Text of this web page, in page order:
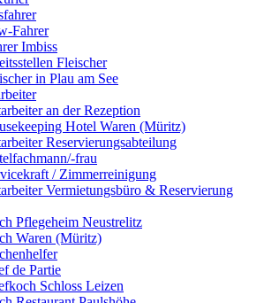
Fahrer
Imbiss
Fleischer
in Plau am See
an der Rezeption
Hotel Waren (Müritz)
Reservierungsabteilung
frau
/ Zimmerreinigung
Vermietungsbüro & Reservierung
Pflegeheim Neustrelitz
Waren (Müritz)
de Partie
Schloss Leizen